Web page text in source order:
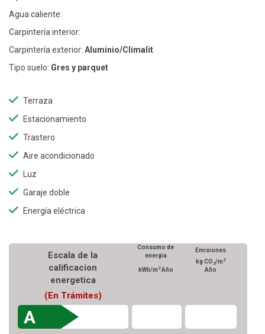
Agua caliente:
Carpintería interior:
Carpintería exterior: Aluminio/Climalit
Tipo suelo: Gres y parquet
Terraza
Estacionamiento
Trastero
Aire acondicionado
Luz
Garaje doble
Energía eléctrica
Escala de la
calificacion
energetica
(En Trámites)
Consumo de
energia
kWh/m 2Año
Emisiones
kg CO 2/m 2
Año
A